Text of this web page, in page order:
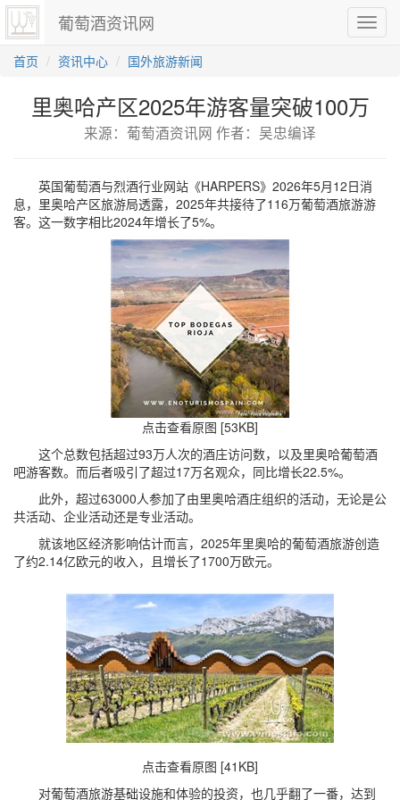
切
换
葡萄酒资讯网
首页 资讯中心 国外旅游新闻
里奥哈产区2025年游客量突破100万
来源：葡萄酒资讯网 作者：吴忠编译
英国葡萄酒与烈酒行业网站《HARPERS》2026年5月12日消
息，里奥哈产区旅游局透露，2025年共接待了116万葡萄酒旅游游
客。这一数字相比2024年增长了5%。
点击查看原图 [53KB]
这个总数包括超过93万人次的酒庄访问数，以及里奥哈葡萄酒
吧游客数。而后者吸引了超过17万名观众，同比增长22.5%。
此外，超过63000人参加了由里奥哈酒庄组织的活动，无论是公
共活动、企业活动还是专业活动。
就该地区经济影响估计而言，2025年里奥哈的葡萄酒旅游创造
了约2.14亿欧元的收入，且增长了1700万欧元。
点击查看原图 [41KB]
对葡萄酒旅游基础设施和体验的投资，也几乎翻了一番，达到